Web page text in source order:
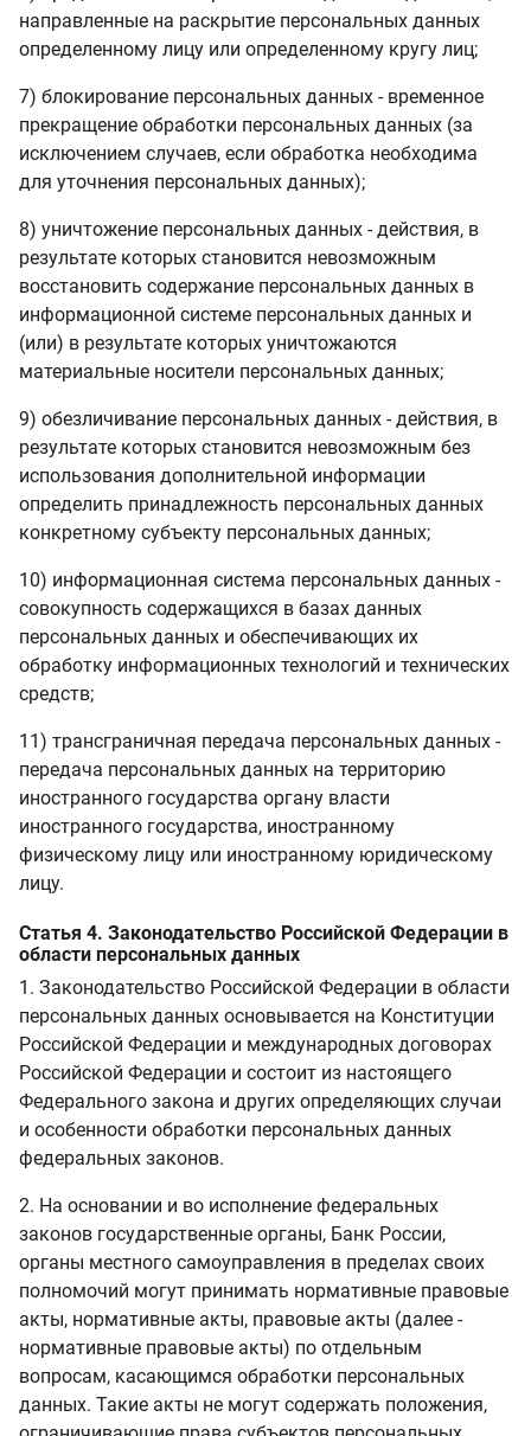
направленные на раскрытие персональных данных
определенному лицу или определенному кругу лиц;
7) блокирование персональных данных - временное
прекращение обработки персональных данных (за
исключением случаев, если обработка необходима
для уточнения персональных данных);
8) уничтожение персональных данных - действия, в
результате которых становится невозможным
восстановить содержание персональных данных в
информационной системе персональных данных и
(или) в результате которых уничтожаются
материальные носители персональных данных;
9) обезличивание персональных данных - действия, в
результате которых становится невозможным без
использования дополнительной информации
определить принадлежность персональных данных
конкретному субъекту персональных данных;
10) информационная система персональных данных -
совокупность содержащихся в базах данных
персональных данных и обеспечивающих их
обработку информационных технологий и технических
средств;
11) трансграничная передача персональных данных -
передача персональных данных на территорию
иностранного государства органу власти
иностранного государства, иностранному
физическому лицу или иностранному юридическому
лицу.
Статья 4. Законодательство Российской Федерации в
области персональных данных
1. Законодательство Российской Федерации в области
персональных данных основывается на Конституции
Российской Федерации и международных договорах
Российской Федерации и состоит из настоящего
Федерального закона и других определяющих случаи
и особенности обработки персональных данных
федеральных законов.
2. На основании и во исполнение федеральных
законов государственные органы, Банк России,
органы местного самоуправления в пределах своих
полномочий могут принимать нормативные правовые
акты, нормативные акты, правовые акты (далее -
нормативные правовые акты) по отдельным
вопросам, касающимся обработки персональных
данных. Такие акты не могут содержать положения,